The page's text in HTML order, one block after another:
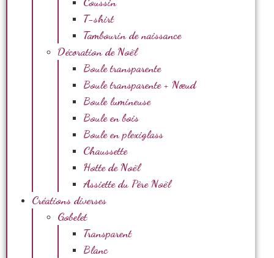
T-shirt
Tambourin de naissance
Décoration de Noël
Boule transparente
Boule transparente + Nœud
Boule lumineuse
Boule en bois
Boule en plexiglass
Chaussette
Hotte de Noël
Assiette du Père Noël
Créations diverses
Gobelet
Transparent
Blanc